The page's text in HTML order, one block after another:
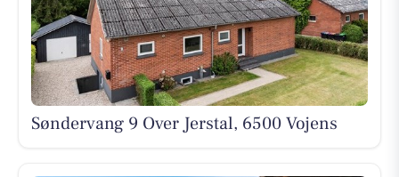
Søndervang 9 Over Jerstal, 6500 Vojens